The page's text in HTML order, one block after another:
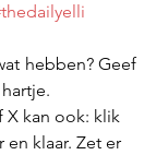
hebben? Geef
kan ook: klik
klaar. Zet er